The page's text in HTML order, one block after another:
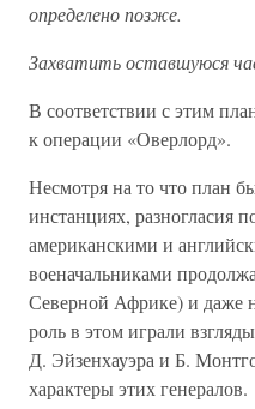
определено позже.
Захватить оставшуюся
В соответствии с этим
к операции «Оверлорд».
Несмотря на то что план
инстанциях, разногласия
американскими и
военачальниками
Северной Африке) и даже
роль в этом играли
Д. Эйзенхауэра и Б.
характеры этих генералов.